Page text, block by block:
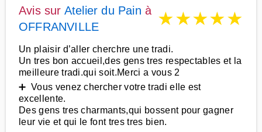
Avis sur Atelier du Pain à
OFFRANVILLE
★★★★★
Un plaisir d’aller cherchre une tradi.
Un tres bon accueil,des gens tres respectables et la
meilleure tradi.qui soit.Merci a vous 2
➕ Vous venez chercher votre tradi elle est
excellente.
Des gens tres charmants,qui bossent pour gagner
leur vie et qui le font tres tres bien.